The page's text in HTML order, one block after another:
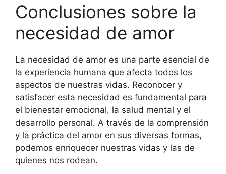
Conclusiones sobre la
necesidad de amor
La necesidad de amor es una parte esencial de
la experiencia humana que afecta todos los
aspectos de nuestras vidas. Reconocer y
satisfacer esta necesidad es fundamental para
el bienestar emocional, la salud mental y el
desarrollo personal. A través de la comprensión
y la práctica del amor en sus diversas formas,
podemos enriquecer nuestras vidas y las de
quienes nos rodean.